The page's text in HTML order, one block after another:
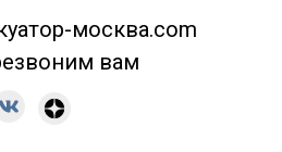
москва.com
вам